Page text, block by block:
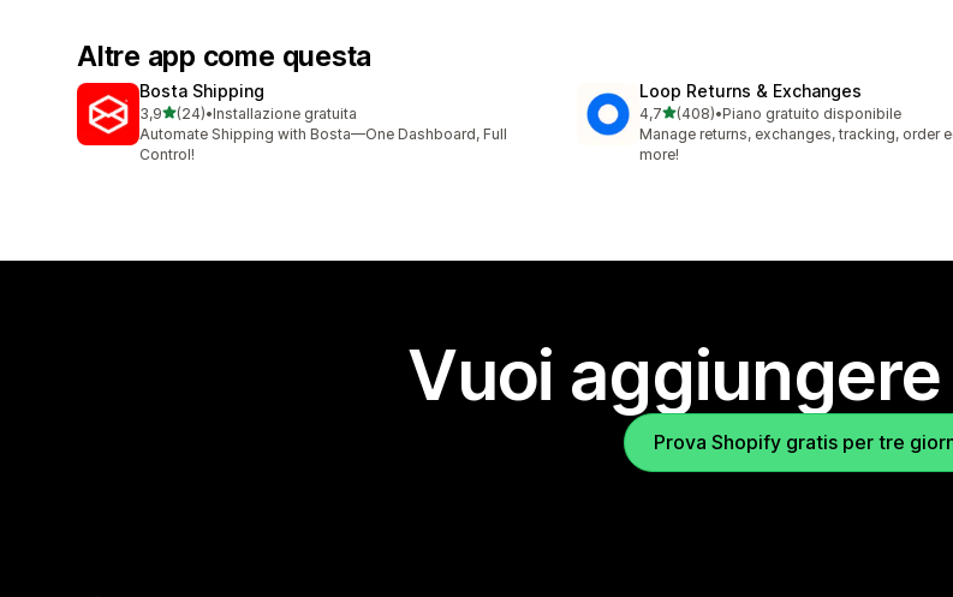
Altre app come questa
Bosta Shipping
3,9stelle su 5
(24)
24 recensioni totali
•Installazione gratuita
Automate Shipping with Bosta—One Dashboard, Full
Control!
Loop Returns & Exchanges
4,7stelle su 5
(408)
408 recensioni totali
•Piano gratuito disponibile
Manage returns, exchanges, tracking, order
more!
Vuoi aggiungere
Prova Shopify gratis per tre